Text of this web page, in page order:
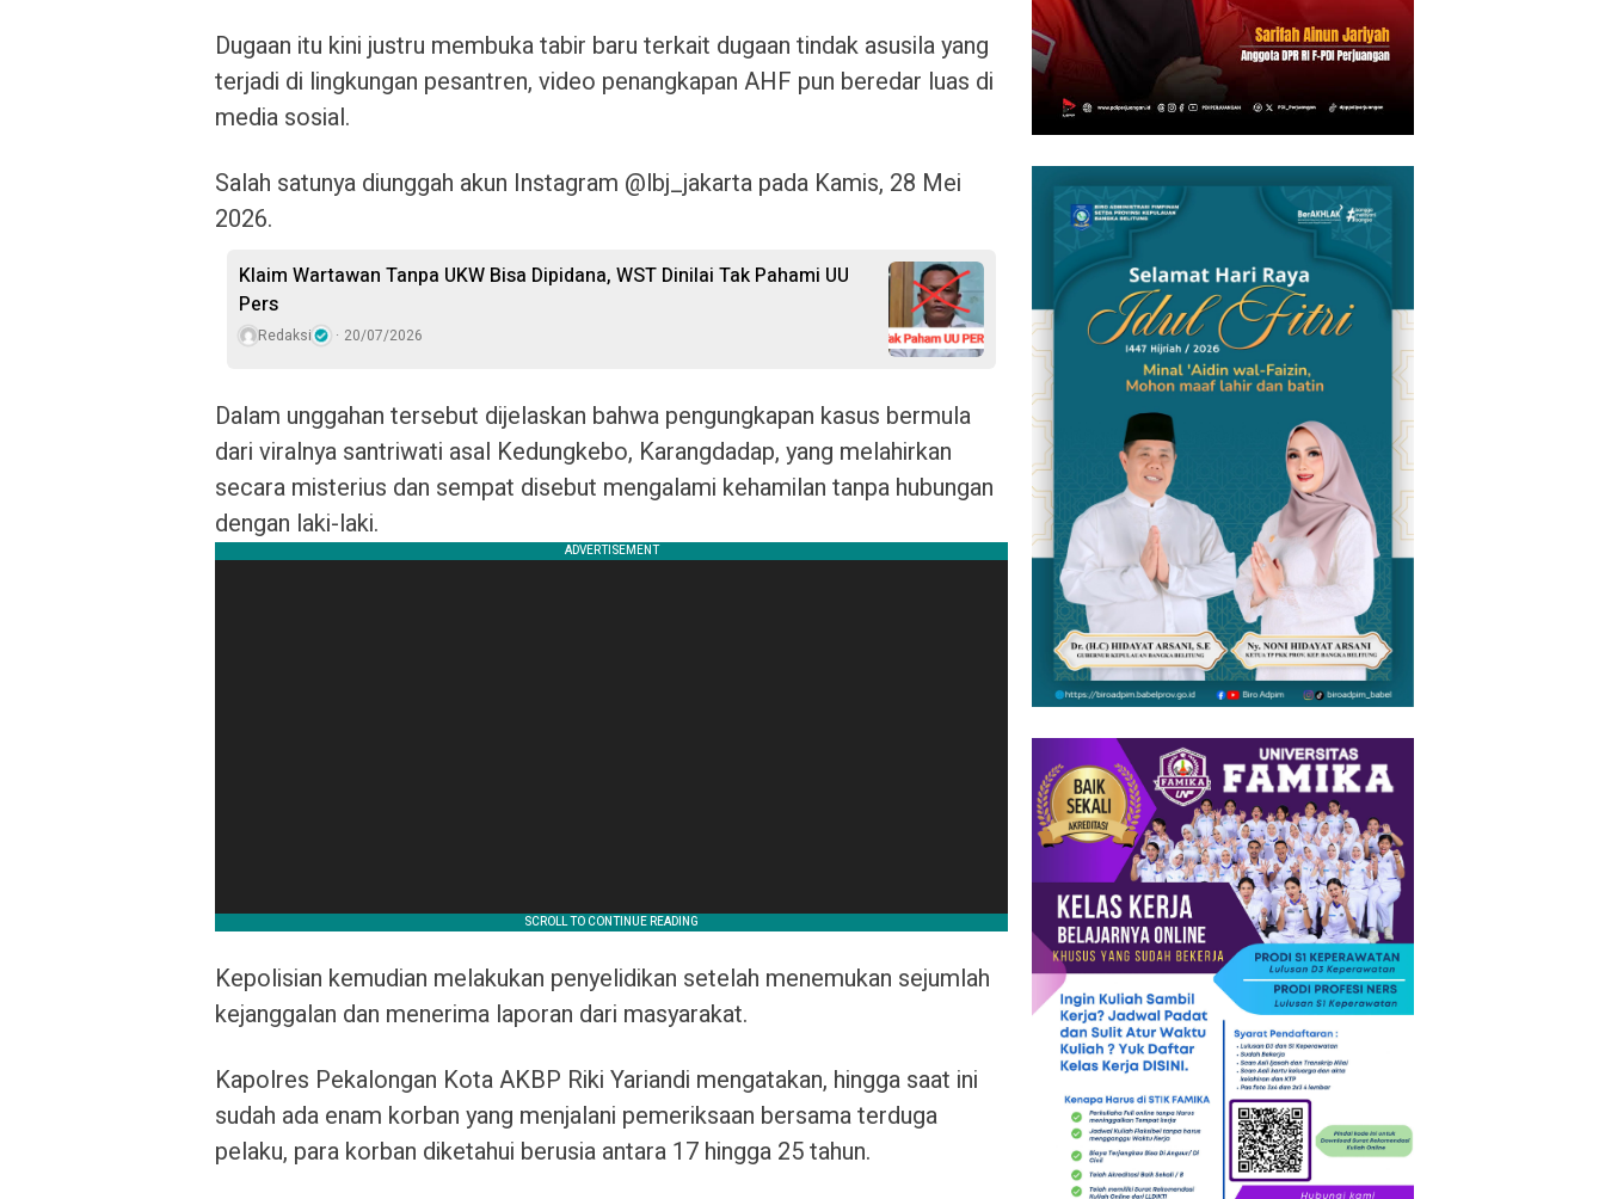
Dugaan itu kini justru membuka tabir baru terkait dugaan tindak asusila yang
terjadi di lingkungan pesantren, video penangkapan AHF pun beredar luas di
media sosial.
Salah satunya diunggah akun Instagram @lbj_jakarta pada Kamis, 28 Mei
2026.
Klaim Wartawan Tanpa UKW Bisa Dipidana, WST Dinilai Tak Pahami UU
Pers
Redaksi 20/07/2026
Dalam unggahan tersebut dijelaskan bahwa pengungkapan kasus bermula
dari viralnya santriwati asal Kedungkebo, Karangdadap, yang melahirkan
secara misterius dan sempat disebut mengalami kehamilan tanpa hubungan
dengan laki-laki.
Kepolisian kemudian melakukan penyelidikan setelah menemukan sejumlah
kejanggalan dan menerima laporan dari masyarakat.
Kapolres Pekalongan Kota AKBP Riki Yariandi mengatakan, hingga saat ini
sudah ada enam korban yang menjalani pemeriksaan bersama terduga
pelaku, para korban diketahui berusia antara 17 hingga 25 tahun.